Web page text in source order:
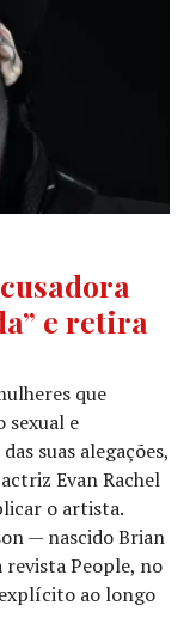
e retira
que
sexual e
suas alegações,
Evan Rachel
o artista.
— nascido Brian
People, no
ao longo
Acusadora